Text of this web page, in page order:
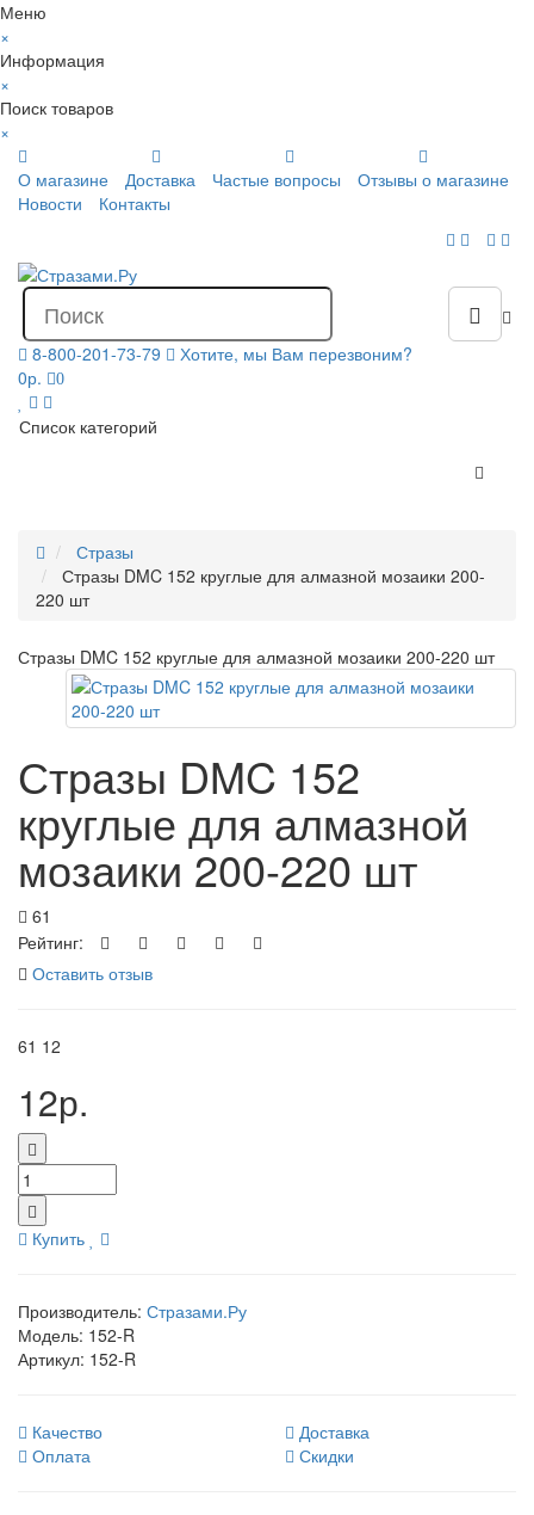
Меню
×
Информация
×
Поиск товаров
×
О магазине
Доставка Частые вопросы
Отзывы о магазине
Новости
Контакты
8-800-201-73-79
Хотите, мы Вам перезвоним?
0р.
0
Список категорий
Стразы
Стразы DMC 152 круглые для алмазной мозаики 200-
220 шт
Стразы DMC 152 круглые для алмазной мозаики 200-220 шт
Стразы DMC 152
круглые для алмазной
мозаики 200-220 шт
61
Рейтинг:
Оставить отзыв
61 12
12р.
Купить
Производитель: Стразами.Ру
Модель: 152-R
Артикул: 152-R
Качество
Доставка
Оплата
Скидки